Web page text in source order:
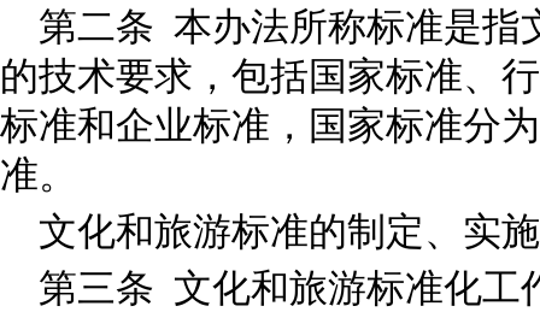
第二条 本办法所称标准是指
的技术要求，包括国家标准、
标准和企业标准，国家标准分
准。
文化和旅游标准的制定、实
第三条 文化和旅游标准化工